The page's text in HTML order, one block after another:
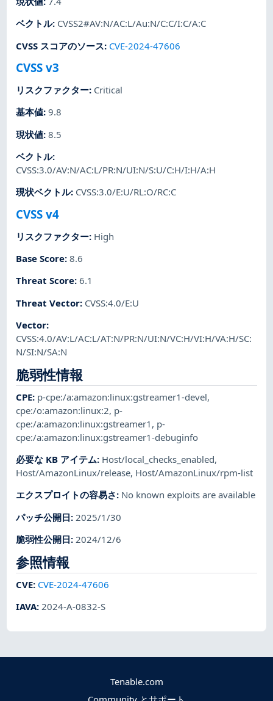
ベクトル: CVSS2#AV:N/AC:L/Au:N/C:C/I:C/A:C
CVSS スコアのソース: CVE-2024-47606
CVSS v3
リスクファクター: Critical
基本値:9.8
現状値:8.5
ベクトル:
CVSS:3.0/AV:N/AC:L/PR:N/UI:N/S:U/C:H/I:H/A:H
現状ベクトル: CVSS:3.0/E:U/RL:O/RC:C
CVSS v4
リスクファクター: High
Base Score:8.6
Threat Score:6.1
Threat Vector: CVSS:4.0/E:U
Vector:
CVSS:4.0/AV:L/AC:L/AT:N/PR:N/UI:N/VC:H/VI:H/VA:H/SC:
N/SI:N/SA:N
脆弱性情報
CPE: p-cpe:/a:amazon:linux:gstreamer1-devel,
cpe:/o:amazon:linux:2, p-
cpe:/a:amazon:linux:gstreamer1 , p-
cpe:/a:amazon:linux:gstreamer1-debuginfo
必要な KB アイテム: Host/local_checks_enabled,
Host/AmazonLinux/release, Host/AmazonLinux/rpm-list
エクスプロイトの容易さ: No known exploits are available
パッチ公開日: 2025/1/30
脆弱性公開日: 2024/12/6
参照情報
CVE: CVE-2024-47606
IAVA:2024-A-0832-S
Tenable.com